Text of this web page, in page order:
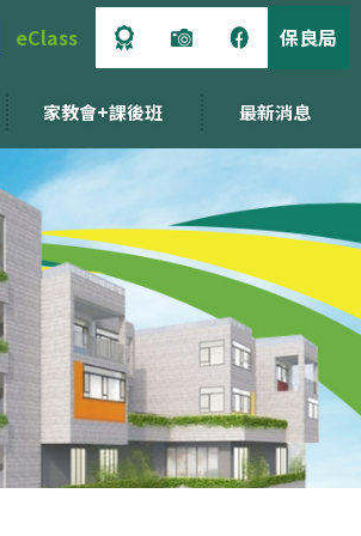
eClass 保良局
家教會+課後班 最新消息